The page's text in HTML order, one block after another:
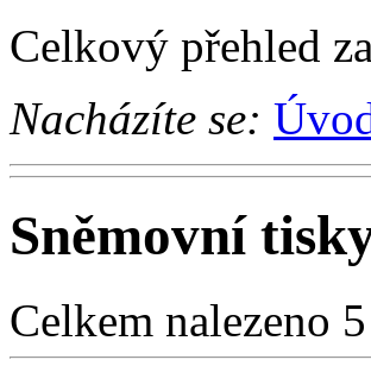
Celkový přehled
Nacházíte se:
Sněmovní
Celkem nalezeno